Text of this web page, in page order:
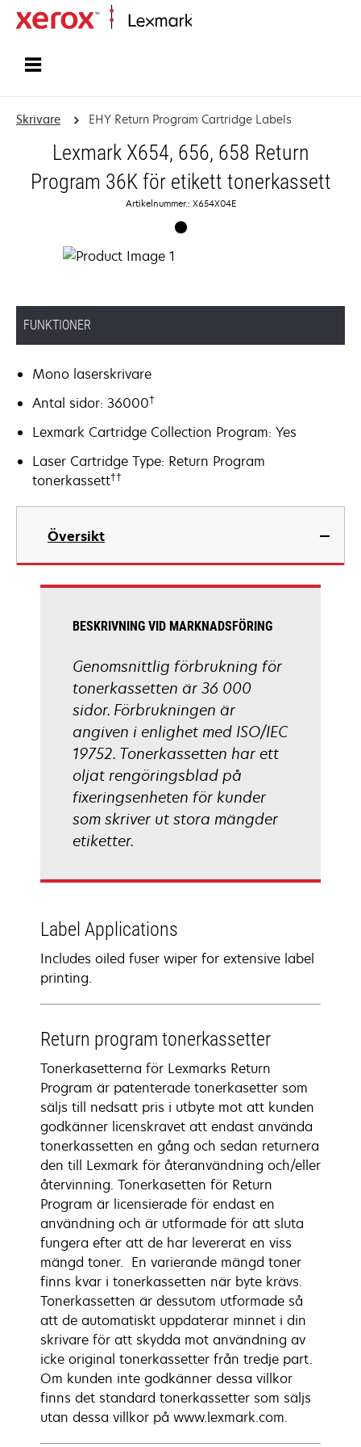
Skrivare EHY Return Program Cartridge Labels
Lexmark X654, 656, 658 Return
Program 36K för etikett tonerkassett
Artikelnummer.: X654X04E
FUNKTIONER
Mono laserskrivare
Antal sidor: 36000†
Lexmark Cartridge Collection Program: Yes
Laser Cartridge Type: Return Program
tonerkassett††
Översikt
BESKRIVNING VID MARKNADSFÖRING
Genomsnittlig förbrukning för
tonerkassetten är 36 000
sidor. Förbrukningen är
angiven i enlighet med ISO/IEC
19752. Tonerkassetten har ett
oljat rengöringsblad på
fixeringsenheten för kunder
som skriver ut stora mängder
etiketter.
Label Applications
Includes oiled fuser wiper for extensive label
printing.
Return program tonerkassetter
Tonerkasetterna för Lexmarks Return
Program är patenterade tonerkasetter som
säljs till nedsatt pris i utbyte mot att kunden
godkänner licenskravet att endast använda
tonerkassetten en gång och sedan returnera
den till Lexmark för återanvändning och/eller
återvinning. Tonerkasetten för Return
Program är licensierade för endast en
användning och är utformade för att sluta
fungera efter att de har levererat en viss
mängd toner. En varierande mängd toner
finns kvar i tonerkassetten när byte krävs.
Tonerkassetten är dessutom utformade så
att de automatiskt uppdaterar minnet i din
skrivare för att skydda mot användning av
icke original tonerkassetter från tredje part.
Om kunden inte godkänner dessa villkor
finns det standard tonerkassetter som säljs
utan dessa villkor på www.lexmark.com.